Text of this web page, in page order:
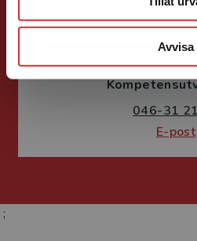
Avvisa
Susanne
Förlagskoordinator
046-31
E-post
;